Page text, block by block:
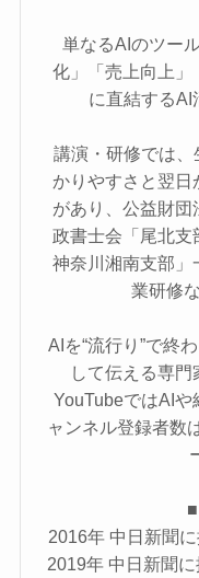
単なるAIのツー
化」「売上向上」
に直結するAI
講演・研修では
かりやすさと翌日
があり、公益財
政書士会「尾北支
神奈川湘南支部」
業研修
AIを“流行り”で終
して伝える専
YouTubeではAI
ャンネル登録者数
2016年 中日新聞
2019年 中日新聞